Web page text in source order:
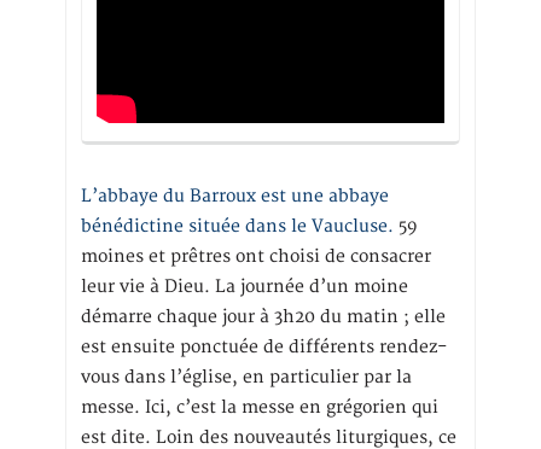
L’abbaye du Barroux est une abbaye
bénédictine située dans le Vaucluse. 59
moines et prêtres ont choisi de consacrer
leur vie à Dieu. La journée d’un moine
démarre chaque jour à 3h20 du matin ; elle
est ensuite ponctuée de différents rendez-
vous dans l’église, en particulier par la
messe. Ici, c’est la messe en grégorien qui
est dite. Loin des nouveautés liturgiques, ce